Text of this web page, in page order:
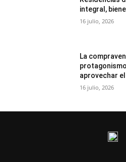
integral,
16 julio, 2026
La
aprovechar
16 julio, 2026